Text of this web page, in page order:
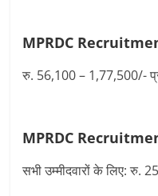
MPRDC
रु. 56,100 – 1,77,500/-
MPRDC
सभी उम्मीदवारों के लिए: रु.